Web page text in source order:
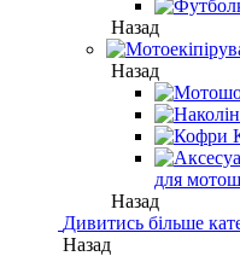
Назад
Назад
для
Назад
Дивитись більше
Назад